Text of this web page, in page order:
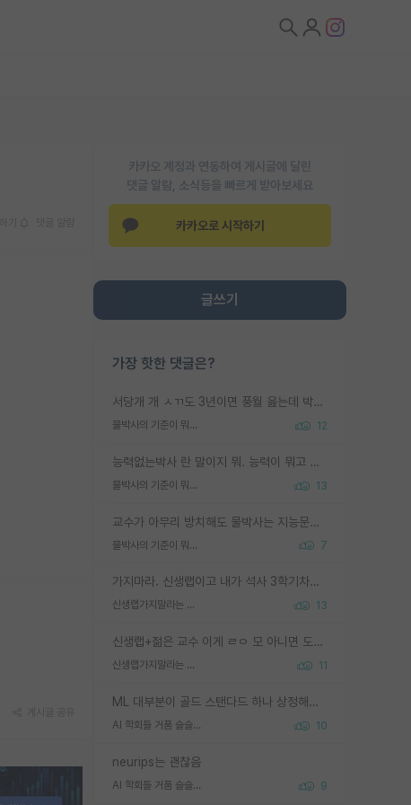
카카오 계정과 연동하여 게시글에 달린
댓글 알람, 소식등을 빠르게 받아보세요
카카오로 시작하기
글쓰기
가장 핫한 댓글은?
서당개 개 ㅅㄲ도 3년이면 풍월 읊는데 박사 5년 이상 대리고 있으면서 물된건 교수 탓 맞는ㄱ게 거기가 서당이 아니란 소리임
물박사의 기준이 뭐임? 12
능력없는박사 란 말이지 뭐. 능력이 뭐고 능력이 있다는게 뭔지는 사람마다 기준이 다르니까 얘기해봐야 서로 자기 기준만 얘기해서 논쟁이 끝이 안나고. 주위에서 능력있고 야심있는 신입생이 교수가 유의미한 피드백을 아예 안주면서 제대로된 과제에 참여해볼 기회도 제공하지 않고 잡일 뺑뺑이만 돌려서 맨날 단순작업만 하면서 밤새다가 눈빛이 점점 죽어가는걸 본 사람은 물박사는 교수탓이라고 하고, 교수는 이것저것 알려도 주고 기회도 주고 사수 동기 붙여주면서 어떻게든 끌고가려고 하는데 본인이 매일 뺀질거리면서 출근 하는둥마는둥 하다가 기껏 와서도 폰이나 쳐다보다가 실험 망치고 저녁약속있어서 먼저 가볼게요~ 하는걸 본 사람은 물박사는 본인탓이라고 함.
물박사의 기준이 뭐임? 13
교수가 아무리 방치해도 물박사는 지능문제고 본인 의지 문제임. 만물 교수탓 하는 애들이 이상한거임.
물박사의 기준이 뭐임? 7
가지마라. 신생랩이고 내가 석사 3학기차인데 최고참인데 나도 아무것도 모르는데 교수가 후배들 왜 논문 교육 안시키냐. 논문 왜 안 써오냐 닦달한다
신생랩가지말라는 이유가 있었구나 13
신생랩+젊은 교수 이게 ㄹㅇ 모 아니면 도인듯.
신생랩가지말라는 이유가 있었구나 11
ML 대부분이 골드 스탠다드 하나 상정해놓고 (벤치마크 데이터셋이 여러 개면 여러 개 상정) 그거 얼마나 잘 맞추나 싸움임 가끔 번뜩이는 설계 철학을 보여주는 논문들도 있지만 대부분 그거 성적 얼마나 더 올리느라에 혈안이 되어 있는 측면이 잇음
AI 학회들 거품 슬슬 지적이 나오네요 10
neurips는 괜찮음
AI 학회들 거품 슬슬 지적이 나오네요 9